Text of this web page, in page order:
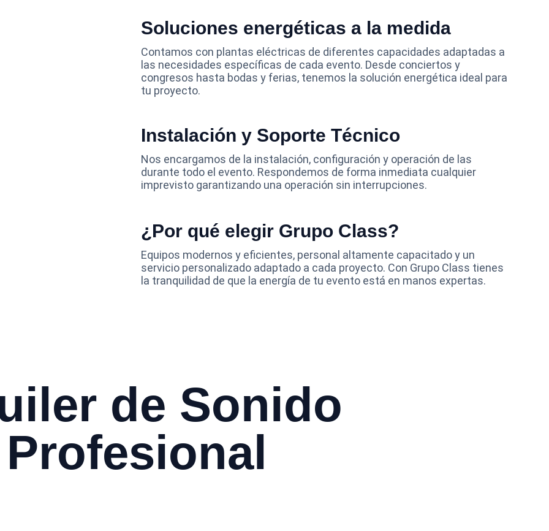
Instalación y Soporte Técnico
Nos encargamos de la instalación, configuración y operación de las
durante todo el evento. Respondemos de forma inmediata cualquier
imprevisto garantizando una operación sin interrupciones.
¿Por qué elegir Grupo Class?
Equipos modernos y eficientes, personal altamente capacitado y un
servicio personalizado adaptado a cada proyecto. Con Grupo Class tienes
la tranquilidad de que la energía de tu evento está en manos expertas.
Soluciones energéticas a la medida
Contamos con plantas eléctricas de diferentes capacidades adaptadas a
las necesidades específicas de cada evento. Desde conciertos y
congresos hasta bodas y ferias, tenemos la solución energética ideal para
tu proyecto.
de Sonido
Profesional